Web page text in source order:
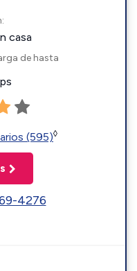
casa
de hasta
(595)◊
4276